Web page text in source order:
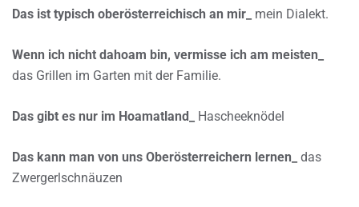
Das ist typisch oberösterreichisch an mir_ mein Dialekt.
Wenn ich nicht dahoam bin, vermisse ich am meisten_
das Grillen im Garten mit der Familie.
Das gibt es nur im Hoamatland_ Hascheeknödel
Das kann man von uns Oberösterreichern lernen_
das
Zwergerlschnäuzen